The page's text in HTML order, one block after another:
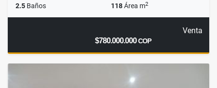
2.5 Baños 118Área m2
Venta
$780.000.000COP